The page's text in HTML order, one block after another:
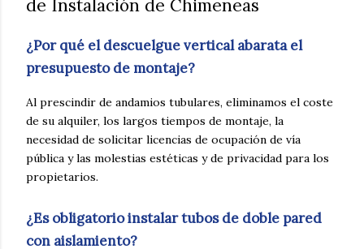
de Instalación de Chimeneas
¿Por qué el descuelgue vertical abarata el
presupuesto de montaje?
Al prescindir de andamios tubulares, eliminamos el coste
de su alquiler, los largos tiempos de montaje, la
necesidad de solicitar licencias de ocupación de vía
pública y las molestias estéticas y de privacidad para los
propietarios.
¿Es obligatorio instalar tubos de doble pared
con aislamiento?